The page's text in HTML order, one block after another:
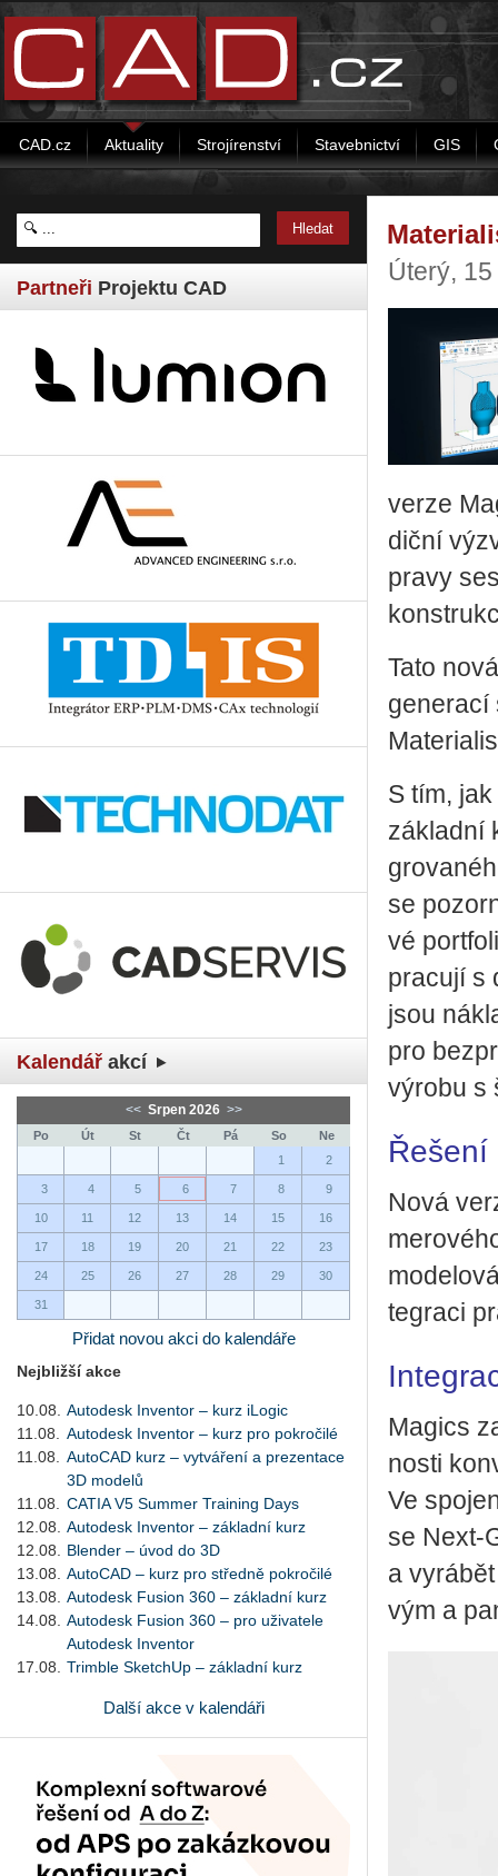
CAD.cz Aktuality Strojírenství Stavebnictví GIS
Partneři Projektu CAD
Kalendář akcí
<< Srpen 2026 >>
Po Út St Čt Pá So
Ne
1
2
3 4 5 6 7 8 9
10 11 12 13 14 15 16
17 18 19 20 21 22 23
24 25 26 27 28 29 30
31
Přidat novou akci do kalendáře
Nejbližší akce
10.08.
Autodesk Inventor – kurz iLogic
11.08.
Autodesk Inventor – kurz pro pokročilé
11.08.
AutoCAD kurz – vytváření a prezentace
3D modelů
11.08.
CATIA V5 Summer Training Days
12.08.
Autodesk Inventor – základní kurz
12.08.
Blender – úvod do 3D
13.08.
AutoCAD – kurz pro středně pokročilé
13.08.
Autodesk Fusion 360 – základní kurz
14.08.
Autodesk Fusion 360 – pro uživatele
Autodesk Inventor
17.08.
Trimble SketchUp – základní kurz
Další akce v kalendáři
Úterý,
verze
dič­ní
pra­vy
Tato
ge­ne­ra­cí
S tím,
zá­klad­ní
se
vé
pra­cu­jí s
jsou
pro
vý­ro­bu s
Řešení
Nová
te­gra­ci
Ma­gics
nos­ti
Ve
se Next-
a
vým a